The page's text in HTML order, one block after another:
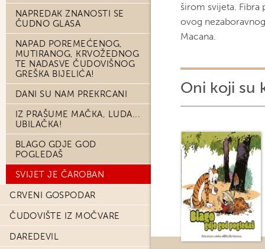
NAPREDAK ZNANOSTI SE
ČUDNO GLASA
NAPAD POREMEĆENOG,
MUTIRANOG, KRVOŽEDNOG
TE NADASVE ČUDOVIŠNOG
GREŠKA BIJELIĆA!
DANI SU NAM PREKRCANI
IZ PRAŠUME MAČKA, LUDA...
UBILAČKA!
BLAGO GDJE GOD
POGLEDAŠ
SVIJET JE ČAROBAN
CRVENI GOSPODAR
ČUDOVIŠTE IZ MOČVARE
DAREDEVIL
širom svijeta.
ovog
Macana.
Oni koji su